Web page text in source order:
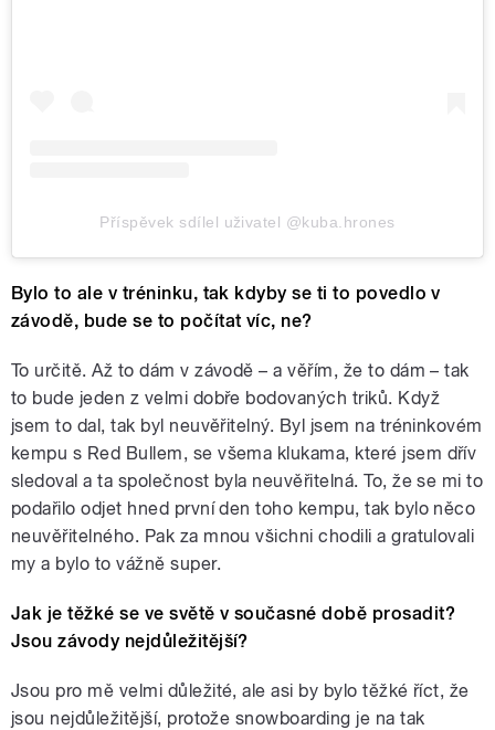
Příspěvek sdílel uživatel @kuba.hrones
Bylo to ale v tréninku, tak kdyby se ti to povedlo v
závodě, bude se to počítat víc, ne?
To určitě. Až to dám v závodě – a věřím, že to dám – tak
to bude jeden z velmi dobře bodovaných triků. Když
jsem to dal, tak byl neuvěřitelný. Byl jsem na tréninkovém
kempu s Red Bullem, se všema klukama, které jsem dřív
sledoval a ta společnost byla neuvěřitelná. To, že se mi to
podařilo odjet hned první den toho kempu, tak bylo něco
neuvěřitelného. Pak za mnou všichni chodili a gratulovali
my a bylo to vážně super.
Jak je těžké se ve světě v současné době prosadit?
Jsou závody nejdůležitější?
Jsou pro mě velmi důležité, ale asi by bylo těžké říct, že
jsou nejdůležitější, protože snowboarding je na tak